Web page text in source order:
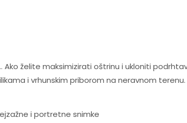
želite maksimizirati oštrinu i ukloniti
i vrhunskim priborom na neravnom
i portretne snimke